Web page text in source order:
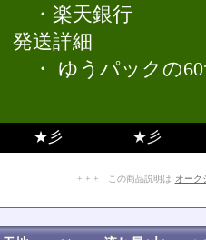
・楽天銀行
発送詳細
・ ゆうパックの
★彡 ★彡
+ + + この商品説明は オーク